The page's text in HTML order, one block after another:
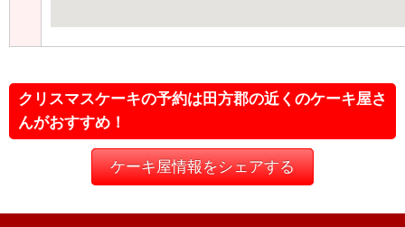
クリスマスケーキの予約は田方郡の近くのケーキ屋さ
んがおすすめ！
ケーキ屋情報をシェアする